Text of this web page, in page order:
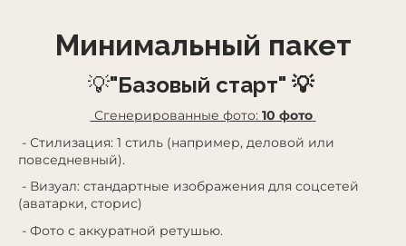
Минимальный пакет
💡"Базовый старт" 💡
Сгенерированные фото: 10 фото
- Стилизация: 1 стиль (например, деловой или
повседневный).
- Визуал: стандартные изображения для соцсетей
(аватарки, сторис)
- Фото с аккуратной ретушью.